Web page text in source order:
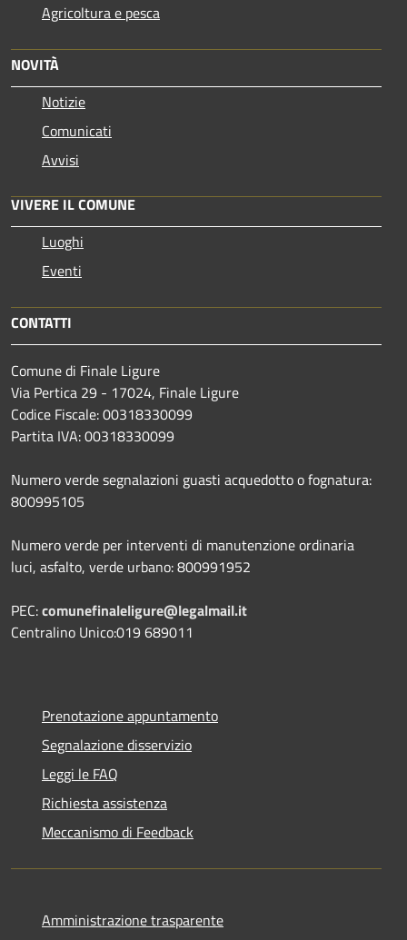
Agricoltura e pesca
NOVITÀ
Notizie
Comunicati
Avvisi
VIVERE IL COMUNE
Luoghi
Eventi
CONTATTI
Comune di Finale Ligure
Via Pertica 29 - 17024, Finale Ligure
Codice Fiscale: 00318330099
Partita IVA: 00318330099
Numero verde segnalazioni guasti acquedotto o fognatura:
800995105
Numero verde per interventi di manutenzione ordinaria
luci, asfalto, verde urbano: 800991952
PEC:comunefinaleligure@legalmail.it
Centralino Unico:019 689011
Prenotazione appuntamento
Segnalazione disservizio
Leggi le FAQ
Richiesta assistenza
Meccanismo di Feedback
Amministrazione trasparente